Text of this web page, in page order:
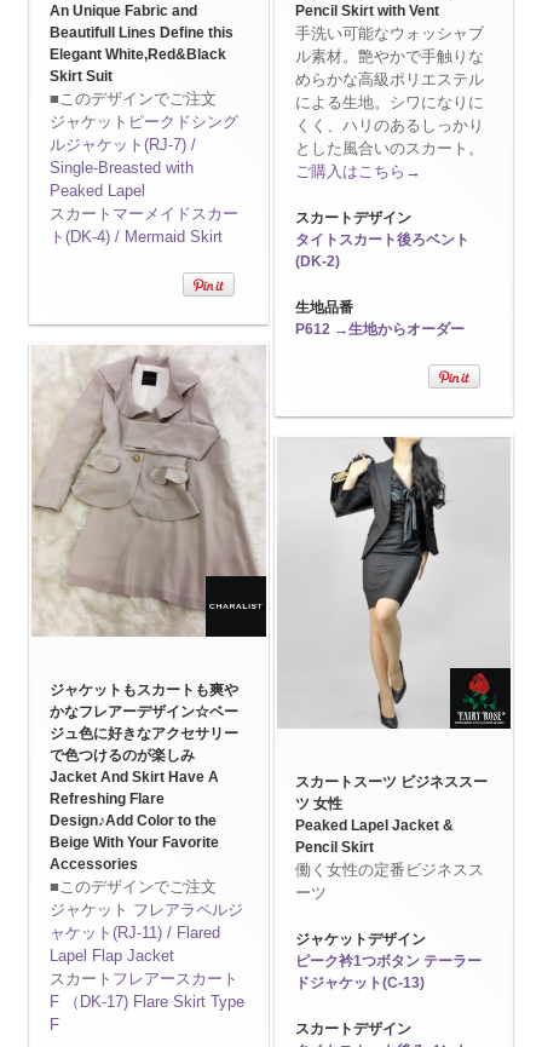
An Unique Fabric and
Beautifull Lines Define this
Elegant White,Red&Black
Skirt Suit
■このデザインでご注文
ジャケット ピークドシング
ルジャケット(RJ-7) /
Single-Breasted with
Peaked Lapel
スカート マーメイドスカー
ト(DK-4) / Mermaid Skirt
ジャケットもスカートも爽や
かなフレアーデザイン☆ベー
ジュ色に好きなアクセサリー
で色つけるのが楽しみ
Jacket And Skirt Have A
Refreshing Flare
Design♪Add Color to the
Beige With Your Favorite
Accessories
■このデザインでご注文
ジャケット フレアラペルジ
ャケット(RJ-11) / Flared
Lapel Flap Jacket
スカート フレアースカート
F （DK-17) Flare Skirt Type
F
Pencil Skirt with Vent
手洗い可能なウォッシャブ
ル素材。艶やかで手触りな
めらかな高級ポリエステル
による生地。シワになりに
くく、ハリのあるしっかり
とした風合いのスカート。
ご購入はこちら→
スカートデザイン
タイトスカート後ろベント
(DK-2)
生地品番
P612 →生地からオーダー
スカートスーツ ビジネススー
ツ 女性
Peaked Lapel Jacket &
Pencil Skirt
働く女性の定番ビジネスス
ーツ
ジャケットデザイン
ピーク衿1つボタン テーラー
ドジャケット(C-13)
スカートデザイン